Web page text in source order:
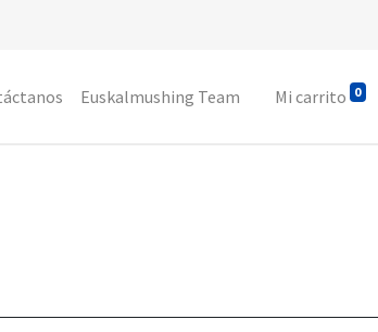
Euskalmushing Team Mi carrito 0